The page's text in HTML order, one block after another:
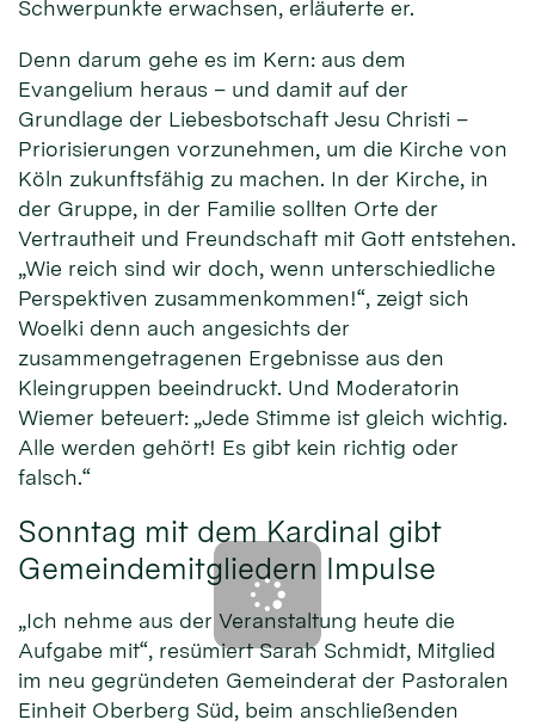
Schwerpunkte erwachsen, erläuterte er.
Denn darum gehe es im Kern: aus dem
Evangelium heraus – und damit auf der
Grundlage der Liebesbotschaft Jesu Christi –
Priorisierungen vorzunehmen, um die Kirche von
Köln zukunftsfähig zu machen. In der Kirche, in
der Gruppe, in der Familie sollten Orte der
Vertrautheit und Freundschaft mit Gott entstehen.
„Wie reich sind wir doch, wenn unterschiedliche
Perspektiven zusammenkommen!“, zeigt sich
Woelki denn auch angesichts der
zusammengetragenen Ergebnisse aus den
Kleingruppen beeindruckt. Und Moderatorin
Wiemer beteuert: „Jede Stimme ist gleich wichtig.
Alle werden gehört! Es gibt kein richtig oder
falsch.“
Sonntag mit dem Kardinal gibt
Gemeindemitgliedern Impulse
„Ich nehme aus der Veranstaltung heute die
Aufgabe mit“, resümiert Sarah Schmidt, Mitglied
im neu gegründeten Gemeinderat der Pastoralen
Einheit Oberberg Süd, beim anschließenden